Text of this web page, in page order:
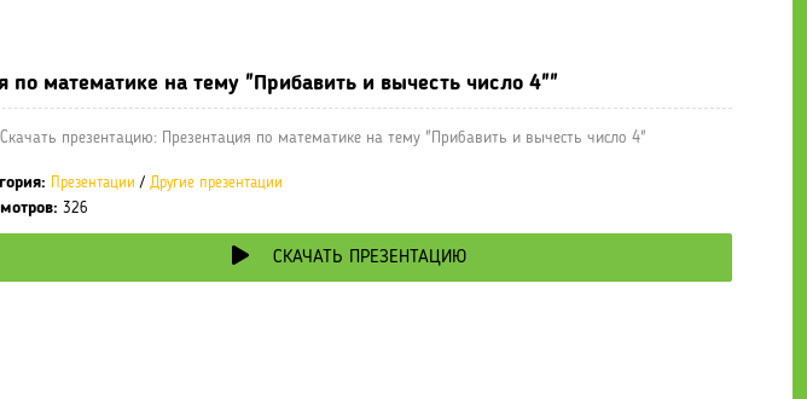
по математике на тему "Прибавить и вычесть число 4""
Cкачать презентацию: Презентация по математике на тему "Прибавить и вычесть число 4"
Презентации / Другие презентации
326
СКАЧАТЬ ПРЕЗЕНТАЦИЮ